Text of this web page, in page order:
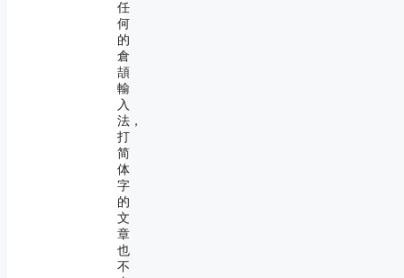
任
何
的
倉
頡
輸
入
法，
打
简
体
字
的
文
章
也
不